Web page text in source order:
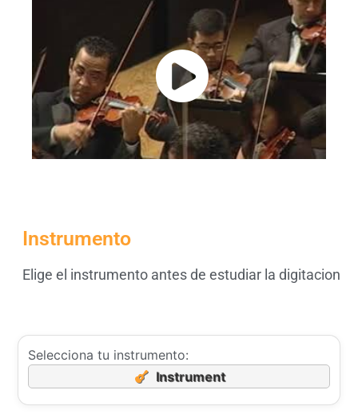
Instrumento
Elige el instrumento antes de estudiar la digitacion
Selecciona tu instrumento:
Instrument